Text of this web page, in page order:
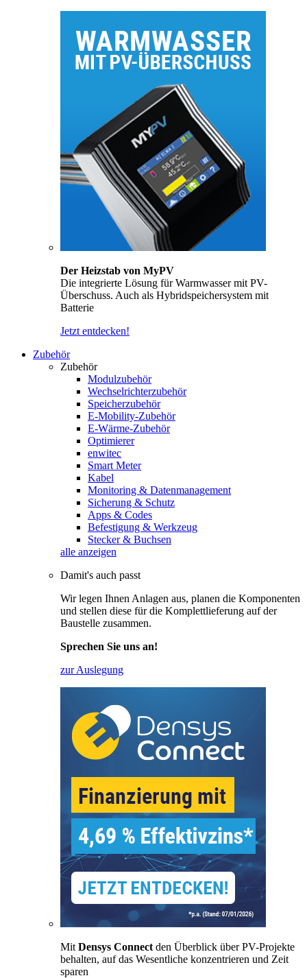
Der Heizstab von MyPV
Die integrierte Lösung für Warmwasser mit PV-
Überschuss. Auch als Hybridspeichersystem mit
Batterie
Jetzt entdecken!
Zubehör
Zubehör
Modulzubehör
Wechselrichterzubehör
Speicherzubehör
E-Mobility-Zubehör
E-Wärme-Zubehör
Optimierer
enwitec
Smart Meter
Kabel
Monitoring & Datenmanagement
Sicherung & Schutz
Apps & Codes
Befestigung & Werkzeug
Stecker & Buchsen
alle anzeigen
Damit's auch passt
Wir legen Ihnen Anlagen aus, planen die Komponenten
und stellen diese für die Komplettlieferung auf der
Baustelle zusammen.
Sprechen Sie uns an!
zur Auslegung
Mit Densys Connect den Überblick über PV-Projekte
behalten, auf das Wesentliche konzentrieren und Zeit
sparen